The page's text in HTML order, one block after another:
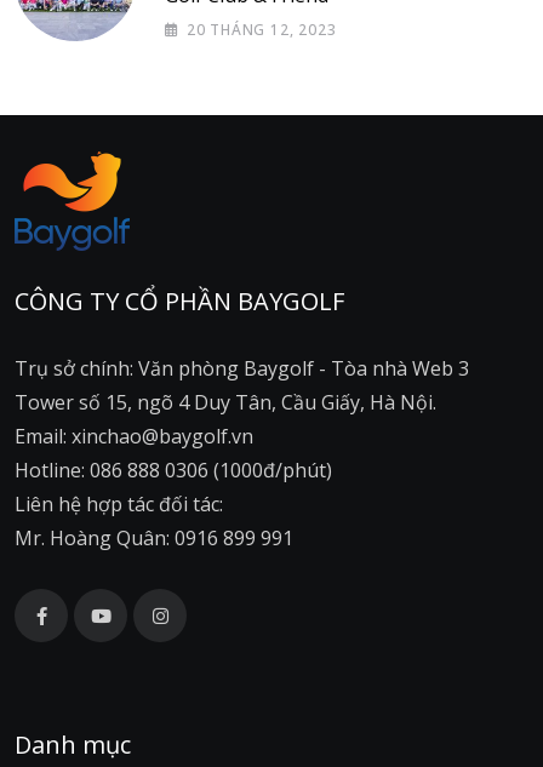
20 THÁNG 12, 2023
CÔNG TY CỔ PHẦN BAYGOLF
Trụ sở chính: Văn phòng Baygolf - Tòa nhà Web 3
Tower số 15, ngõ 4 Duy Tân, Cầu Giấy, Hà Nội.
Email: xinchao@baygolf.vn
Hotline: 086 888 0306 (1000đ/phút)
Liên hệ hợp tác đối tác:
Mr. Hoàng Quân: 0916 899 991
Danh mục